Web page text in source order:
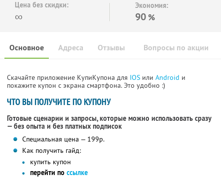
Цена без скидки:
∞
Экономия:
90 %
Основное Отзывы Вопросы по акции
Адреса
Скачайте приложение КупиКупона для IOS или Android и
покажите купон с экрана смартфона. Это удобно :)
ЧТО ВЫ ПОЛУЧИТЕ ПО КУПОНУ
Готовые сценарии и запросы, которые можно использовать сразу
— без опыта и без платных подписок
Специальная цена — 199р.
Как получить гайд:
купить купон
перейти по ссылке